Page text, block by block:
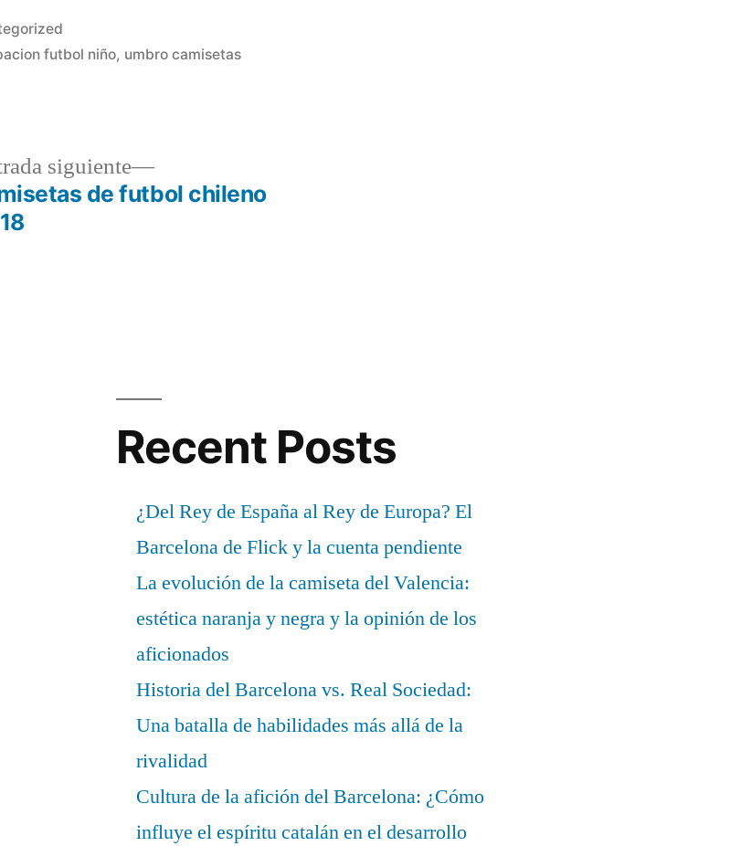
futbol niño, umbro camisetas
siguiente
Entrada
siguiente:
de futbol chileno
Recent Posts
¿Del Rey de España al Rey de Europa? El
Barcelona de Flick y la cuenta pendiente
La evolución de la camiseta del Valencia:
estética naranja y negra y la opinión de los
aficionados
Historia del Barcelona vs. Real Sociedad:
Una batalla de habilidades más allá de la
rivalidad
Cultura de la afición del Barcelona: ¿Cómo
influye el espíritu catalán en el desarrollo